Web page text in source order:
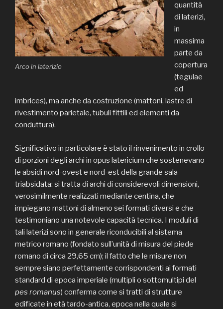
Arco in laterizio
quantità
di laterizi,
in
massima
parte da
copertura
(tegulae
ed
imbrices), ma anche da costruzione (mattoni, lastre di
rivestimento parietale, tubuli fittili ed elementi da
conduttura).
Significativo in particolare è stato il rinvenimento in crollo
di porzioni degli archi in opus latericium che sostenevano
le absidi nord-ovest e nord-est della grande sala
triabsidata: si tratta di archi di considerevoli dimensioni,
verosimilmente realizzati mediante centina, che
impiegano mattoni di almeno sei formati diversi e che
testimoniano una notevole capacità tecnica. I moduli di
tali laterizi sono in generale riconducibili al sistema
metrico romano (fondato sull’unità di misura del piede
romano di circa 29,65 cm); il fatto che le misure non
sempre siano perfettamente corrispondenti ai formati
standard di epoca imperiale (multipli o sottomultipi del
pes romanus) conferma come si tratti di strutture
edificate in età tardo-antica, epoca nella quale si